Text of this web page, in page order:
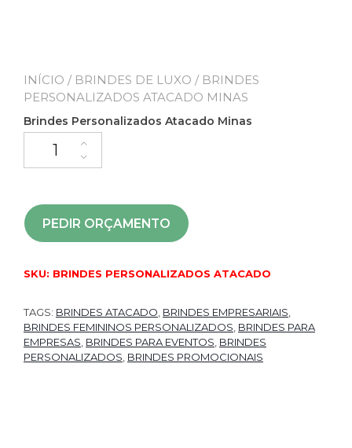
INÍCIO / BRINDES DE LUXO / BRINDES
PERSONALIZADOS ATACADO MINAS
Brindes Personalizados Atacado Minas
PEDIR ORÇAMENTO
SKU: BRINDES PERSONALIZADOS ATACADO
TAGS: BRINDES ATACADO BRINDES EMPRESARIAIS
BRINDES FEMININOS PERSONALIZADOS BRINDES PARA
EMPRESAS BRINDES PARA EVENTOS BRINDES
PERSONALIZADOS BRINDES PROMOCIONAIS